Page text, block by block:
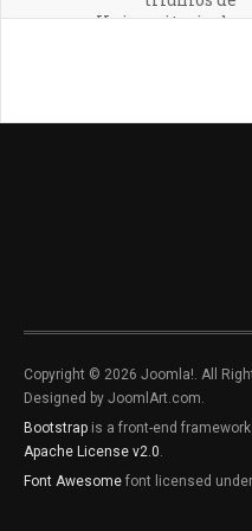
Universitario de
Copyright © 2026 Joomla!. All
Designed by JoomlArt.com.
Bootstrap is a front-end
Apache License v2.0.
Font Awesome font licensed under